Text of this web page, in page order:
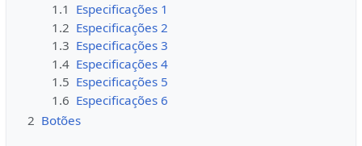
1.1 Especificações 1
1.2 Especificações 2
1.3 Especificações 3
1.4 Especificações 4
1.5 Especificações 5
1.6 Especificações 6
2 Botões